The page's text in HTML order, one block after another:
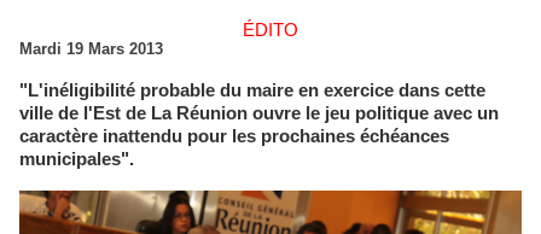
ÉDITO
Mardi 19 Mars 2013
"L'inéligibilité probable du maire en exercice dans cette
ville de l'Est de La Réunion ouvre le jeu politique avec un
caractère inattendu pour les prochaines échéances
municipales".